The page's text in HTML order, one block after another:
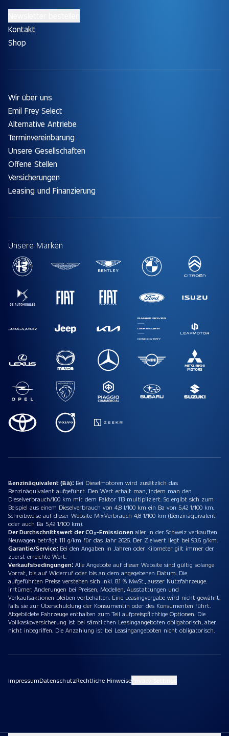
Kontakt
Shop
Wir über uns
Emil Frey Select
Alternative Antriebe
Terminvereinbarung
Unsere Gesellschaften
Offene Stellen
Versicherungen
Leasing und Finanzierung
Unsere Marken
Benzinäquivalent (Bä): Bei Dieselmotoren wird zusätzlich das
Benzinäquivalent aufgeführt. Den Wert erhält man, indem man den
Dieselverbrauch/100 km mit dem Faktor 113 multipliziert. So ergibt sich zum
Beispiel aus einem Dieselverbrauch von 4,8 l/100 km ein Ba von 5,42 1/100 km.
Schreibweise auf dieser Website Mix-Verbrauch 4,8 1/100 km (Benzinäquivalent
oder auch Ba 5,42 1/100 km).
Der Durchschnittswert der CO₂-Emissionenaller in der Schweiz verkauften
Neuwagen beträgt 111 g/km für das Jahr 2026. Der Zielwert liegt bei 93.6 g/km.
Garantie/Service: Bei den Angaben in Jahren oder Kilometer gilt immer der
zuerst erreichte Wert.
Verkaufsbedingungen: Alle Angebote auf dieser Website sind gültig solange
Vorrat, bis auf Widerruf oder bis an dem angegebenen Datum. Die
aufgeführten Preise verstehen sich inkl. 8.1 % MwSt., ausser Nutzfahrzeuge.
Irrtümer, Änderungen bei Preisen, Modellen, Ausstattungen und
Verkaufsaktionen bleiben vorbehalten. Eine Leasingvergabe wird nicht gewährt,
falls sie zur Überschuldung der Konsumentin oder des Konsumenten führt.
Abgebildete Fahrzeuge enthalten zum Teil aufpreispflichtige Optionen. Die
Vollkaskoversicherung ist bei sämtlichen Leasingangeboten obligatorisch, aber
nicht inbegriffen. Die Anzahlung ist bei Leasingangeboten nicht obligatorisch.
ImpressumDatenschutzRechtliche Hinweise